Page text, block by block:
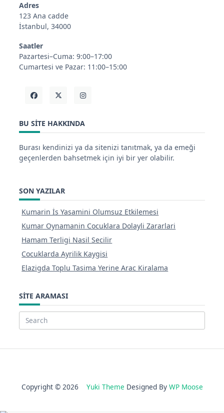
Adres
123 Ana cadde
İstanbul, 34000
Saatler
Pazartesi–Cuma: 9:00–17:00
Cumartesi ve Pazar: 11:00–15:00
BU SITE HAKKINDA
Burası kendinizi ya da sitenizi tanıtmak, ya da emeği
geçenlerden bahsetmek için iyi bir yer olabilir.
SON YAZILAR
Kumarin İs Yasamini Olumsuz Etkilemesi
Kumar Oynamanin Cocuklara Dolayli Zararlari
Hamam Terligi Nasil Secilir
Cocuklarda Ayrilik Kaygisi
Elazigda Toplu Tasima Yerine Arac Kiralama
SITE ARAMASI
Search
Copyright © 2026 Yuki Theme Designed By WP Moose